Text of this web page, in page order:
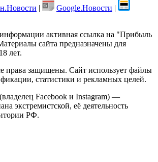
| Google.Новости |
активная ссылка на "Прибыль
сайта предназначены для
лет.
права защищены. Сайт использует файлы
статистики и рекламных целей.
Facebook и Instagram) —
экстремистской, её деятельность
РФ.